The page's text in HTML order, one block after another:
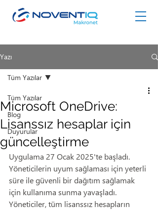
Yazı
Tüm Yazılar
Blog
Duyurular
Tüm Yazılar
Microsoft OneDrive:
Lisanssız hesaplar için
güncelleştirme
Uygulama 27 Ocak 2025'te başladı.
Yöneticilerin uyum sağlaması için yeterli
süre ile güvenli bir dağıtım sağlamak
için kullanıma sunma yavaşladı.
Yöneticiler, tüm lisanssız hesapların